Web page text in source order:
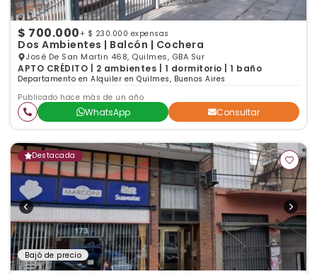
$ 700.000 + $ 230.000 expensas
Dos Ambientes | Balcón | Cochera
José De San Martin 468, Quilmes, GBA Sur
APTO CRÉDITO | 2 ambientes | 1 dormitorio | 1 baño
Departamento en Alquiler en Quilmes, Buenos Aires
Publicado hace más de un año
WhatsApp Consultar
Destacada
Bajó de precio